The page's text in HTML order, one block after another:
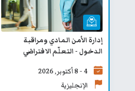
إدارة الأمن المادي ومراقبة
الدخول - التعلّم الافتراضي
4 - 8 أكتوبر, 2026
الإنجليزية